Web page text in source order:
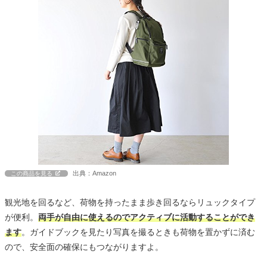
この商品を見る 出典：Amazon
観光地を回るなど、荷物を持ったまま歩き回るならリュックタイプ
が便利。 両手が自由に使えるのでアクティブに活動することができ
ます。ガイドブックを見たり写真を撮るときも荷物を置かずに済む
ので、安全面の確保にもつながりますよ。